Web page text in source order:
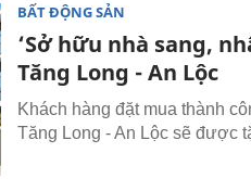
BẤT ĐỘNG SẢN
‘Sở hữu nhà sang,
Tăng Long - An Lộc
Khách hàng đặt mua thành
Tăng Long - An Lộc sẽ được